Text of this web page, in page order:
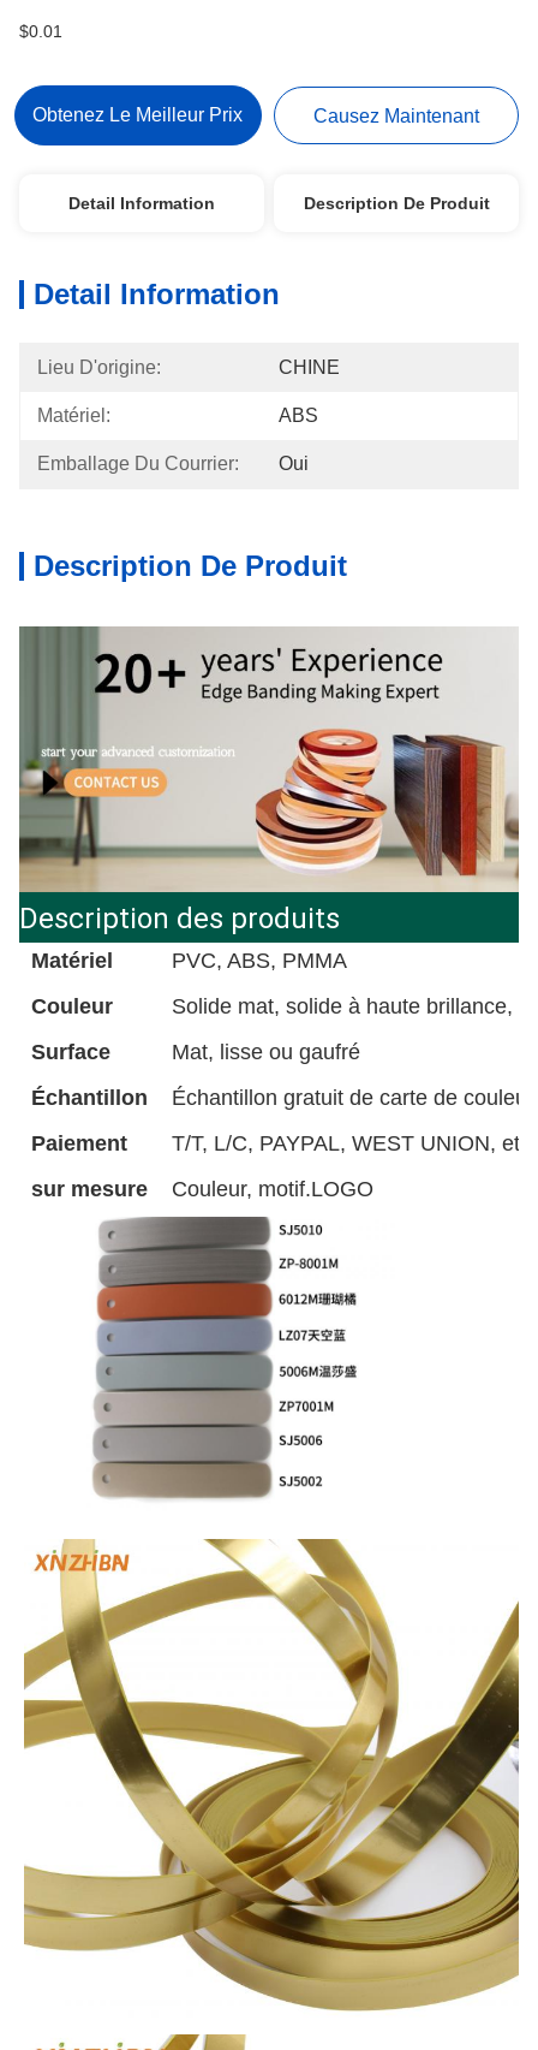
$0.01
Obtenez Le Meilleur Prix Causez Maintenant
Detail Information Description De Produit
Detail Information
Lieu D'origine: CHINE
Matériel: ABS
Emballage Du Courrier: Oui
Description De Produit
Description des produits
Matériel
PVC, ABS, PMMA
Couleur
Solide mat, solide à haute brillance,
Surface
Mat, lisse ou gaufré
Échantillon
Échantillon gratuit de carte de
Paiement
T/T, L/C, PAYPAL, WEST UNION, etc.
sur mesure
Couleur, motif.LOGO